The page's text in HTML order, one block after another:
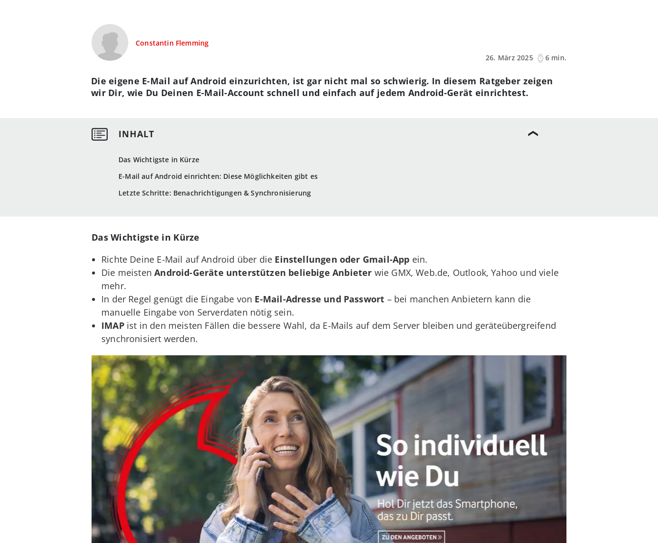
Constantin Flemming
26. März 2025
6 min.
Das Wichtigste in Kürze
E-Mail auf Android einrichten: Diese Möglichkeiten gibt es
Letzte Schritte: Benachrichtigungen & Synchronisierung
Die eigene E-Mail auf Android einzurichten, ist gar nicht mal so schwierig. In diesem Ratgeber zeigen
wir Dir, wie Du Deinen E-Mail-Account schnell und einfach auf jedem Android-Gerät einrichtest.
Das Wichtigste in Kürze
Richte Deine E-Mail auf Android über die Einstellungen oder Gmail-App ein.
Die meistenAndroid-Geräte unterstützen beliebige Anbieter wie GMX, Web.de, Outlook, Yahoo und viele
mehr.
In der Regel genügt die Eingabe von E-Mail-Adresse und Passwort – bei manchen Anbietern kann die
manuelle Eingabe von Serverdaten nötig sein.
IMAPist in den meisten Fällen die bessere Wahl, da E-Mails auf dem Server bleiben und geräteübergreifend
synchronisiert werden.